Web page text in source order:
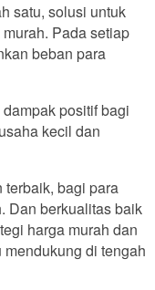
satu, solusi untuk
Pada setiap
beban para
positif bagi
kecil dan
terbaik, bagi para
Dan berkualitas baik
harga murah dan
di tengah